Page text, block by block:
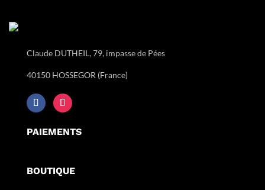
Claude DUTHEIL, 79, impasse de Pées
40150 HOSSEGOR (France)
PAIEMENTS
BOUTIQUE